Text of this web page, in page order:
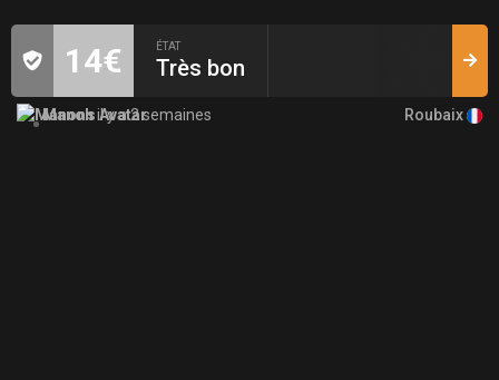
14€ ÉTAT
Très bon
Manonil y a 2 semaines Roubaix